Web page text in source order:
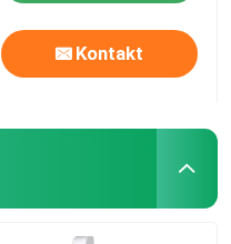
Kontakt